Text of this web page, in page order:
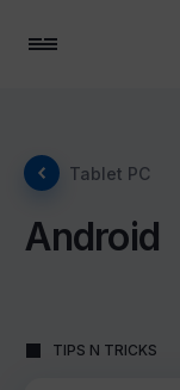
Tablet PC
Android
TIPS N TRICKS